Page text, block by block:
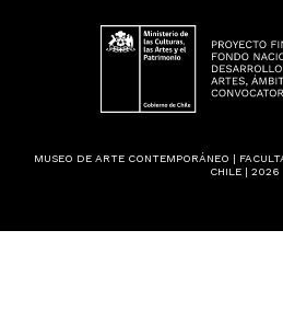
MUSEO DE ARTE CONTEMPORÁNEO |
CHILE | 2026